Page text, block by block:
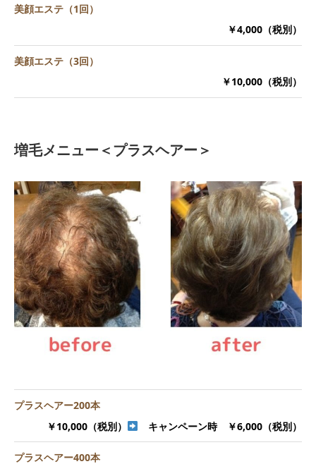
美顔エステ（1回）
￥4,000（税別）
美顔エステ（3回）
￥10,000（税別）
増毛メニュー＜プラスヘアー＞
プラスヘアー200本
￥10,000（税別）
キャンペーン時 ￥6,000（税別）
プラスヘアー400本